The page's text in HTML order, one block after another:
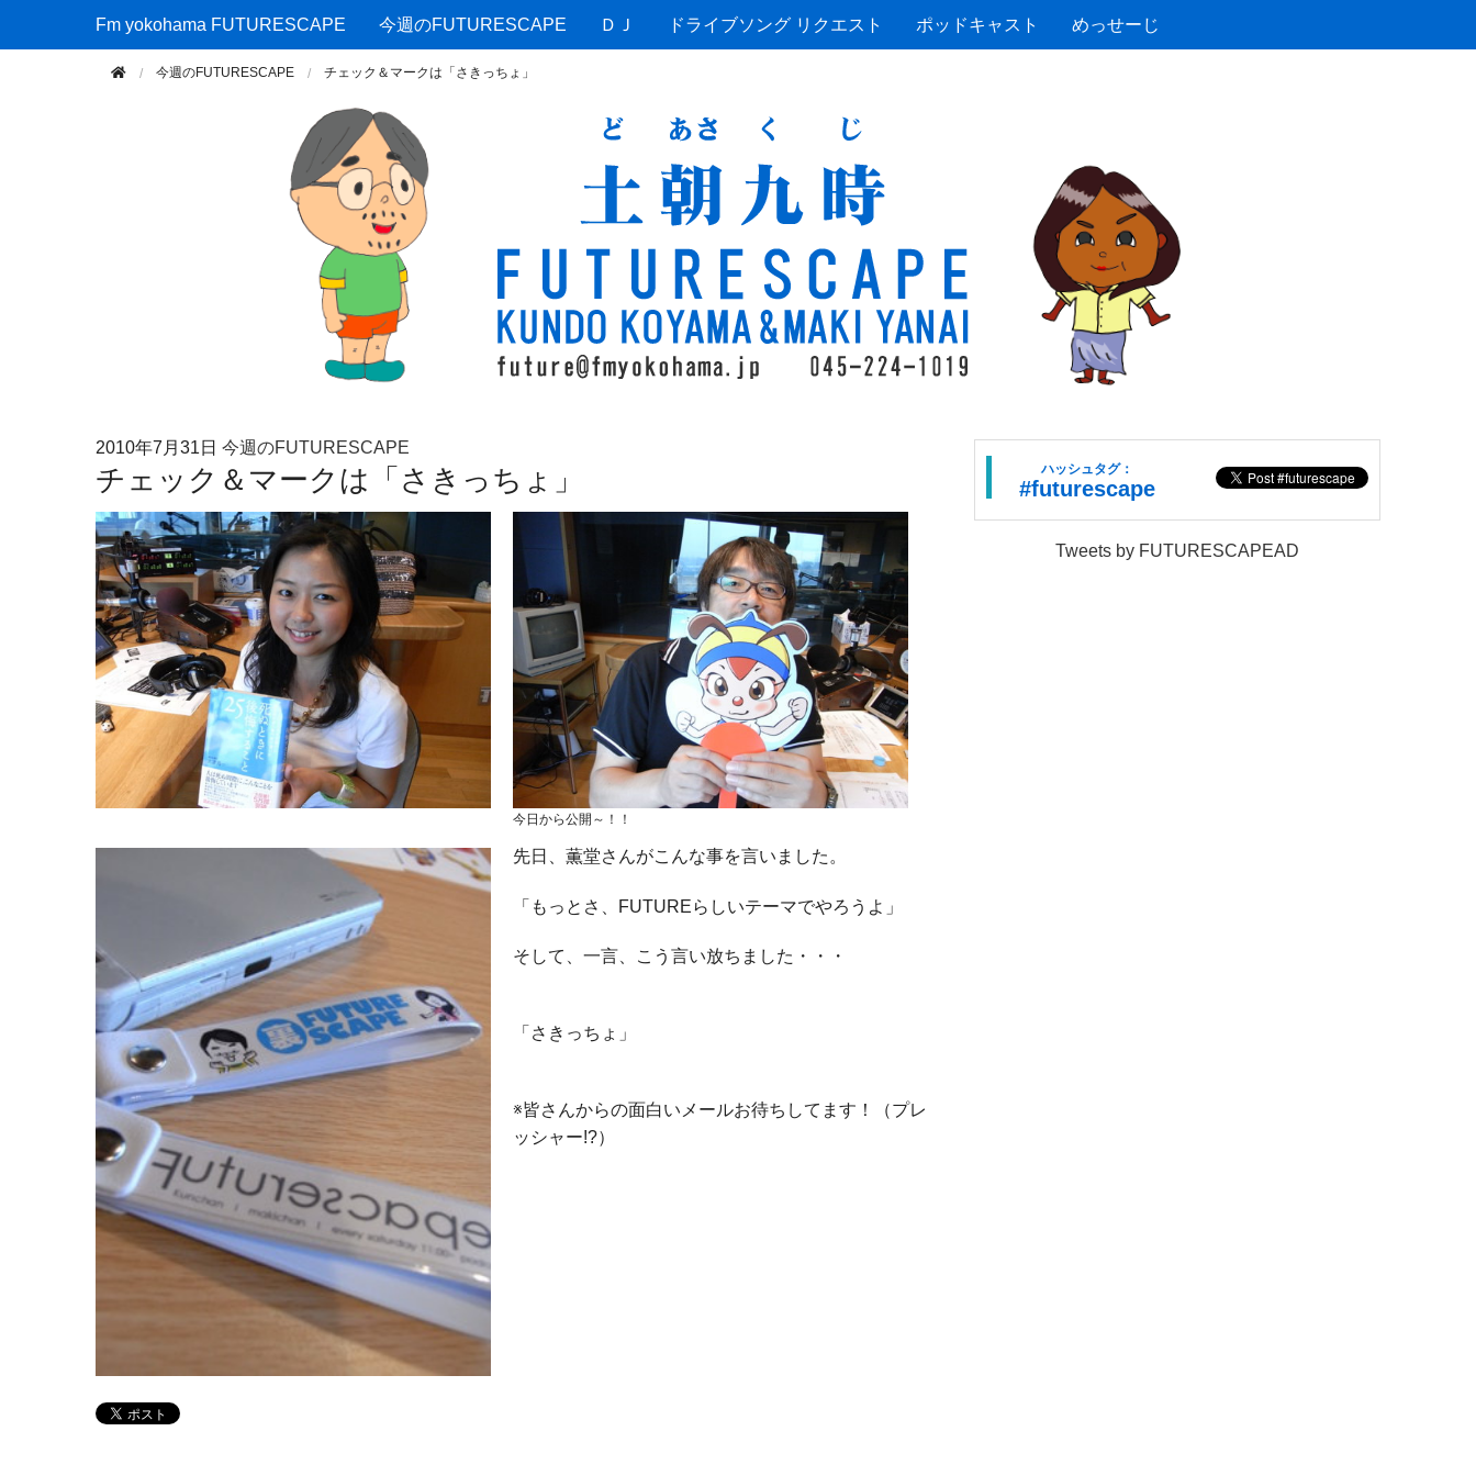
Fm yokohama FUTURESCAPE
Fm yokohama FUTURESCAPE 今週のFUTURESCAPE ＤＪ ドライブソング リクエスト ポッドキャスト めっせーじ
今週のFUTURESCAPE チェック＆マークは「さきっちょ」
2010年7月31日 今週のFUTURESCAPE
チェック＆マークは「さきっちょ」
今日から公開～！！
先日、薫堂さんがこんな事を言いました。
「もっとさ、FUTUREらしいテーマでやろうよ」
そして、一言、こう言い放ちました・・・
「さきっちょ」
※皆さんからの面白いメールお待ちしてます！（プレ
ッシャー!?）
ハッシュタグ：
#futurescape
Tweets by FUTURESCAPEAD